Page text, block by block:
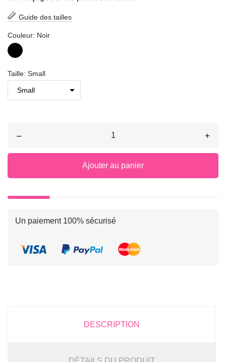
Guide des tailles
Couleur: Noir
Noir
Taille: Small
– +
Ajouter au panier
Un paiement 100% sécurisé
DESCRIPTION